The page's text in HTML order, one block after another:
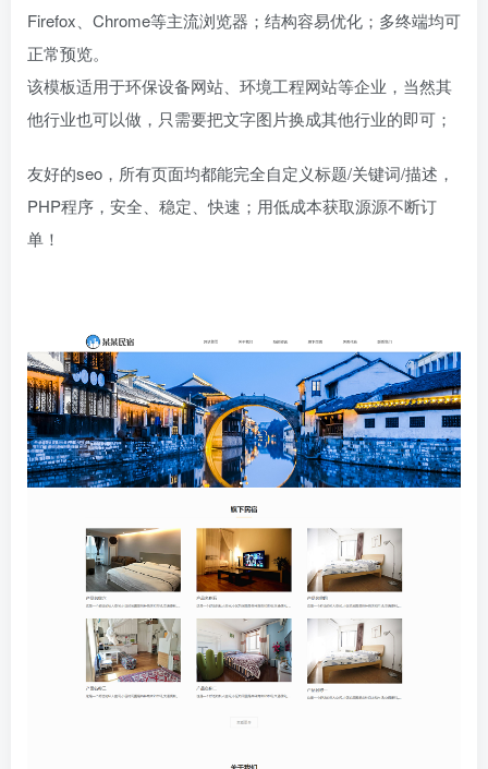
Firefox、Chrome等主流浏览器；结构容易优化；多终端均可
正常预览。
该模板适用于环保设备网站、环境工程网站等企业，当然其
他行业也可以做，只需要把文字图片换成其他行业的即可；
友好的seo，所有页面均都能完全自定义标题/关键词/描述，
PHP程序，安全、稳定、快速；用低成本获取源源不断订
单！